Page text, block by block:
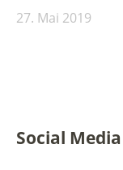
27. Mai 2019
Social Media